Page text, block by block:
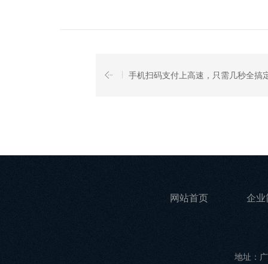
手机扫码支付上高速，只需几秒全搞
网站首页 企业
地址：